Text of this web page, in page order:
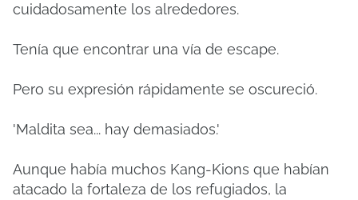
cuidadosamente los alrededores.
Tenía que encontrar una vía de escape.
Pero su expresión rápidamente se oscureció.
'Maldita sea... hay demasiados.'
Aunque había muchos Kang-Kions que habían
atacado la fortaleza de los refugiados, la